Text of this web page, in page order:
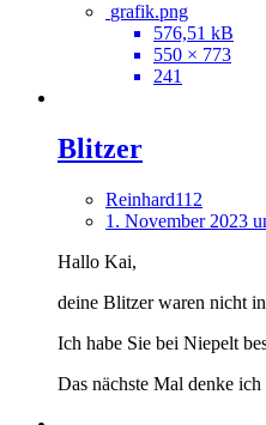
grafik.png
576,51 kB
550 × 773
241
Blitzer
Reinhard112
1. November 2023
Hallo Kai,
deine Blitzer waren nicht
Ich habe Sie bei Niepelt
Das nächste Mal denke ich